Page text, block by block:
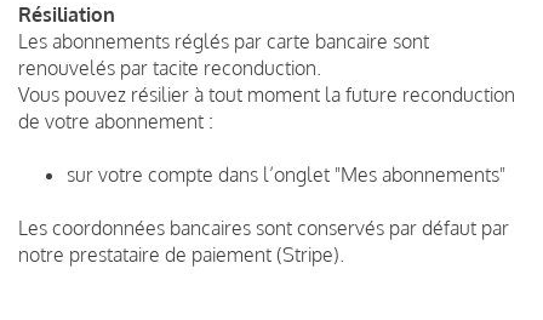
Résiliation
Les abonnements réglés par carte bancaire sont
renouvelés par tacite reconduction.
Vous pouvez résilier à tout moment la future reconduction
de votre abonnement :
sur votre compte dans l’onglet "Mes abonnements"
Les coordonnées bancaires sont conservés par défaut par
notre prestataire de paiement (Stripe).